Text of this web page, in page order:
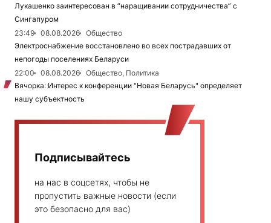
Лукашенко заинтересован в “наращивании сотрудничества” с
Сингапуром
23:49
08.08.2026
Общество
Электроснабжение восстановлено во всех пострадавших от
непогоды поселениях Беларуси
22:00
08.08.2026
Общество, Политика
Вячорка: Интерес к конференции "Новая Беларусь" определяет
нашу субъектность
Подписывайтесь
на нас в соцсетях, чтобы не
пропустить важные новости (если
это безопасно для вас)